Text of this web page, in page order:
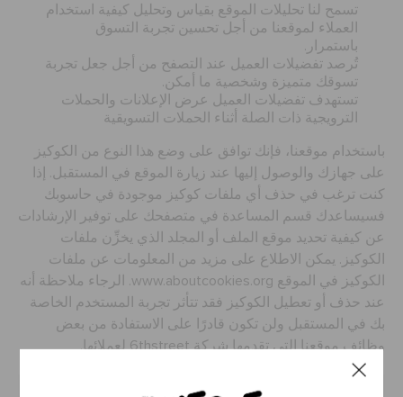
تسمح لنا تحليلات الموقع بقياس وتحليل كيفية استخدام
العملاء لموقعنا من أجل تحسين تجربة التسوق
باستمرار.
تُرصد تفضيلات العميل عند التصفح من أجل جعل تجربة
تسوقك متميزة وشخصية ما أمكن.
تستهدف تفضيلات العميل عرض الإعلانات والحملات
الترويجية ذات الصلة أثناء الحملات التسويقية
باستخدام موقعنا، فإنك توافق على وضع هذا النوع من الكوكيز
على جهازك والوصول إليها عند زيارة الموقع في المستقبل. إذا
كنت ترغب في حذف أي ملفات كوكيز موجودة في حاسوبك
فسيساعدك قسم المساعدة في متصفحك على توفير الإرشادات
عن كيفية تحديد موقع الملف أو المجلد الذي يخزِّن ملفات
الكوكيز. يمكن الاطلاع على مزيد من المعلومات عن ملفات
الكوكيز في الموقع www.aboutcookies.org. الرجاء ملاحظة أنه
عند حذف أو تعطيل الكوكيز فقد تتأثر تجربة المستخدم الخاصة
بك في المستقبل ولن تكون قادرًا على الاستفادة من بعض
وظائف موقعنا التي تقدمها شركة 6thstreet لعملائها.
هل نفصح عن أيِّ معلومات لأطراف خارجية؟